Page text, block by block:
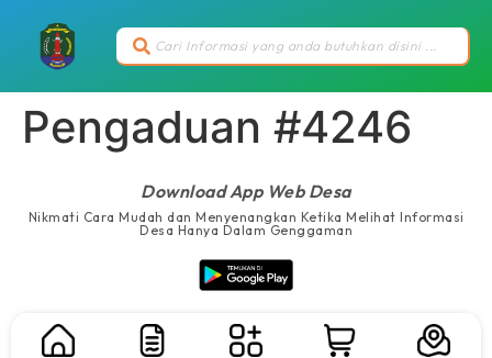
Pengaduan #4246
Download App Web Desa
Nikmati Cara Mudah dan Menyenangkan Ketika Melihat Informasi
Desa Hanya Dalam Genggaman